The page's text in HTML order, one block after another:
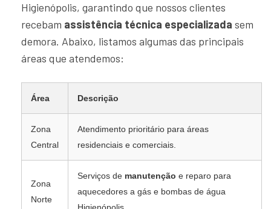
Higienópolis, garantindo que nossos clientes
recebam assistência técnica especializada sem
demora. Abaixo, listamos algumas das principais
áreas que atendemos:
Área Descrição
Zona
Central
Atendimento prioritário para áreas
residenciais e comerciais.
Zona
Norte
Serviços de manutenção e reparo para
aquecedores a gás e bombas de água